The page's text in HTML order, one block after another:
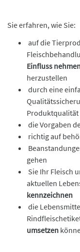
Sie erfahren, wie Sie:
auf die
Einfluss
herzustellen
durch eine
Produktqualität
die Vorgaben
richtig auf
gehen
Sie Ihr Fleisch
aktuellen
kennzeichnen
die
umsetzen